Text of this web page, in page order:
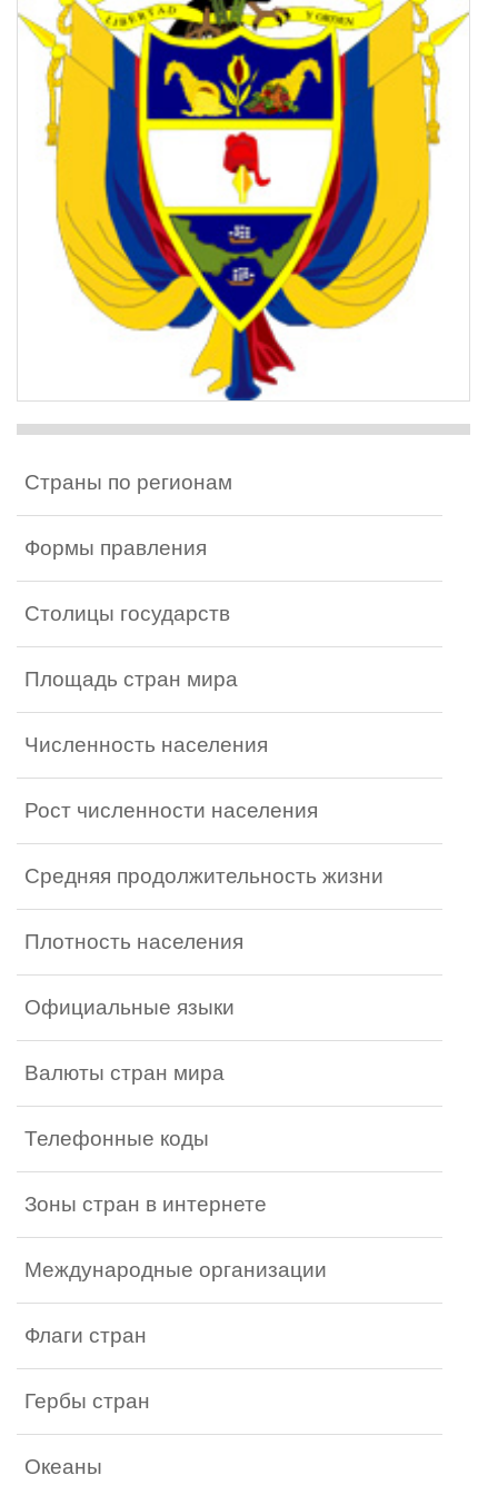
Страны по регионам
Формы правления
Столицы государств
Площадь стран мира
Численность населения
Рост численности населения
Средняя продолжительность жизни
Плотность населения
Официальные языки
Валюты стран мира
Телефонные коды
Зоны стран в интернете
Международные организации
Флаги стран
Гербы стран
Океаны